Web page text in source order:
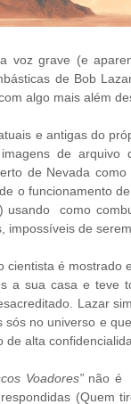
voz grave (e
de Bob
algo mais além
e antigas do
de arquivo
de Nevada
o funcionamento
usando como
impossíveis de
cientista é
a sua casa e teve
Lazar
no universo e
de alta
Voadores”não é
(Quem